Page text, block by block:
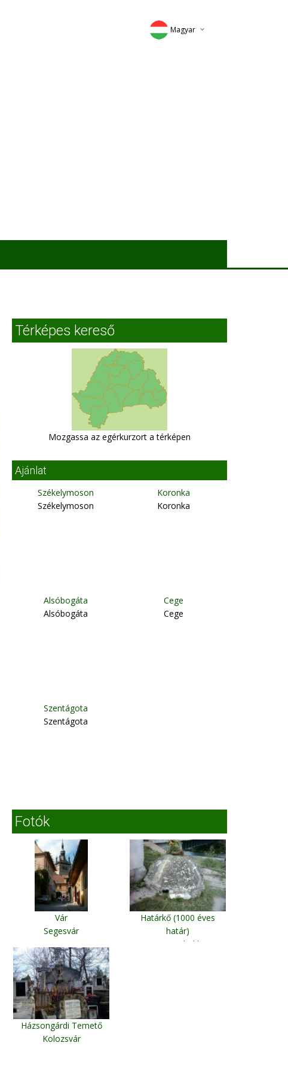
Magyar
Térképes kereső
Mozgassa az egérkurzort a térképen
Ajánlat
Székelymoson
Székelymoson
Koronka
Koronka
Alsóbogáta
Alsóbogáta
Cege
Cege
Szentágota
Szentágota
Fotók
Vár
Segesvár
Határkő (1000 éves
határ)
Gyimesbükk
Házsongárdi Temető
Kolozsvár